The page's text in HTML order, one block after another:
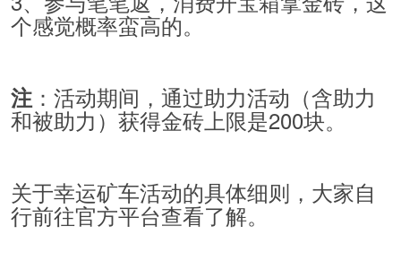
个感觉概率蛮高的。
注 ：活动期间，通过助力活动（含助力
和被助力）获得金砖上限是200块。
关于幸运矿车活动的具体细则，大家自
行前往官方平台查看了解。